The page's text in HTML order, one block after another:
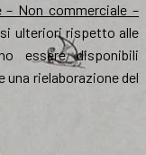
Non commerciale –
ulteriori rispetto alle
essere disponibili
una rielaborazione del